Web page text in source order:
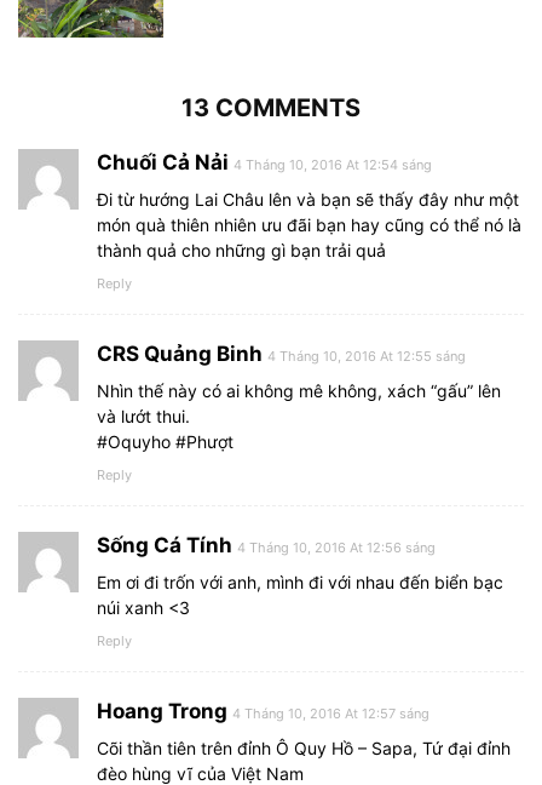
13 COMMENTS
Chuối Cả Nải 4 Tháng 10, 2016 At 12:54 sáng
Đi từ hướng Lai Châu lên và bạn sẽ thấy đây như một
món quà thiên nhiên ưu đãi bạn hay cũng có thể nó là
thành quả cho những gì bạn trải quả
Reply
CRS Quảng Binh 4 Tháng 10, 2016 At 12:55 sáng
Nhìn thế này có ai không mê không, xách “gấu” lên
và lướt thui.
#Oquyho #Phượt
Reply
Sống Cá Tính 4 Tháng 10, 2016 At 12:56 sáng
Em ơi đi trốn với anh, mình đi với nhau đến biển bạc
núi xanh <3
Reply
Hoang Trong 4 Tháng 10, 2016 At 12:57 sáng
Cõi thần tiên trên đỉnh Ô Quy Hồ – Sapa, Tứ đại đỉnh
đèo hùng vĩ của Việt Nam